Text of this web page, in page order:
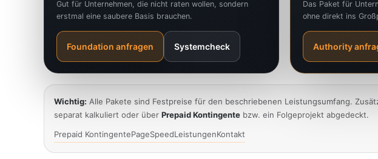
Gut für Unternehmen, die nicht raten wollen, sondern
erstmal eine saubere Basis brauchen.
Foundation anfragen Systemcheck
Das Paket für
ohne direkt ins
Authority
Wichtig: Alle Pakete sind Festpreise für den beschriebenen Leistungsumfang.
separat kalkuliert oder über Prepaid Kontingente bzw. ein Folgeprojekt abgedeckt.
Prepaid KontingentePageSpeedLeistungenKontakt